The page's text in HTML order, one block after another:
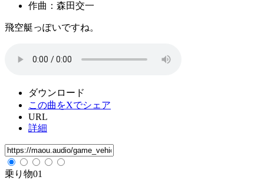
作曲：森田交一
飛空艇っぽいですね。
ダウンロード
この曲をXでシェア
URL
詳細
乗り物01